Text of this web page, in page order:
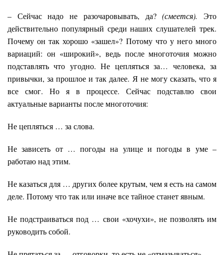
– Сейчас надо не разочаровывать, да?(смеется).
Это
действительно популярный среди наших слушателей трек.
Почему он так хорошо «зашел»? Потому что у него много
вариаций: он «широкий», ведь после многоточия можно
подставлять что угодно. Не цепляться за… человека, за
привычки, за прошлое и так далее. Я не могу сказать, что я
все смог. Но я в процессе. Сейчас подставлю свои
актуальные варианты после многоточия:
Не цепляться … за слова.
Не зависеть от … погоды на улице и погоды в уме –
работаю над этим.
Не казаться для … других более крутым, чем я есть на самом
деле. Потому что так или иначе все тайное станет явным.
Не подстраиваться под … свои «хочухи», не позволять им
руководить собой.